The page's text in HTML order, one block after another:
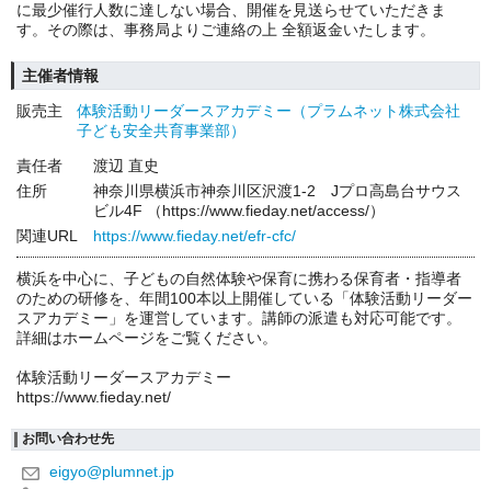
に最少催行人数に達しない場合、開催を見送らせていただきま
す。その際は、事務局よりご連絡の上 全額返金いたします。
主催者情報
販売主
体験活動リーダースアカデミー（プラムネット株式会社
子ども安全共育事業部）
責任者
渡辺 直史
住所
神奈川県横浜市神奈川区沢渡1-2 Jプロ高島台サウス
ビル4F （https://www.fieday.net/access/）
関連URL
https://www.fieday.net/efr-cfc/
横浜を中心に、子どもの自然体験や保育に携わる保育者・指導者
のための研修を、年間100本以上開催している「体験活動リーダー
スアカデミー」を運営しています。講師の派遣も対応可能です。
詳細はホームページをご覧ください。
体験活動リーダースアカデミー
https://www.fieday.net/
お問い合わせ先
eigyo@plumnet.jp